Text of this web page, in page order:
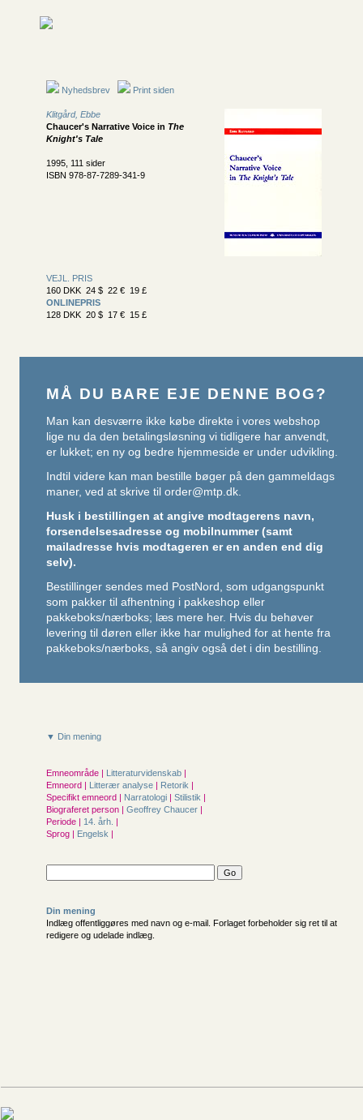
Nyhedsbrev Print siden
Klitgård, Ebbe
Chaucer's Narrative Voice in The
Knight's Tale
1995, 111 sider
ISBN 978-87-7289-341-9
VEJL. PRIS
160 DKK 24 $ 22 € 19 £
ONLINEPRIS
128 DKK 20 $ 17 € 15 £
MÅ DU BARE EJE DENNE BOG?
Man kan desværre ikke købe direkte i vores webshop
lige nu da den betalingsløsning vi tidligere har anvendt,
er lukket; en ny og bedre hjemmeside er under udvikling.
Indtil videre kan man bestille bøger på den gammeldags
maner, ved at skrive til order@mtp.dk.
Husk i bestillingen at angive modtagerens navn,
forsendelsesadresse og mobilnummer (samt
mailadresse hvis modtageren er en anden end dig
selv).
Bestillinger sendes med PostNord, som udgangspunkt
som pakker til afhentning i pakkeshop eller
pakkeboks/nærboks; læs mere her. Hvis du behøver
levering til døren eller ikke har mulighed for at hente fra
pakkeboks/nærboks, så angiv også det i din bestilling.
▼ Din mening
Emneområde | Litteraturvidenskab |
Emneord | Litterær analyse | Retorik |
Specifikt emneord | Narratologi | Stilistik |
Biograferet person | Geoffrey Chaucer |
Periode | 14. årh. |
Sprog | Engelsk |
Din mening
Indlæg offentliggøres med navn og e-mail. Forlaget forbeholder sig ret til at
redigere og udelade indlæg.